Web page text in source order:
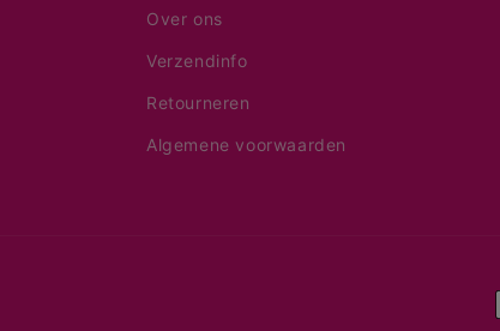
Over ons
Verzendinfo
Retourneren
Algemene voorwaarden